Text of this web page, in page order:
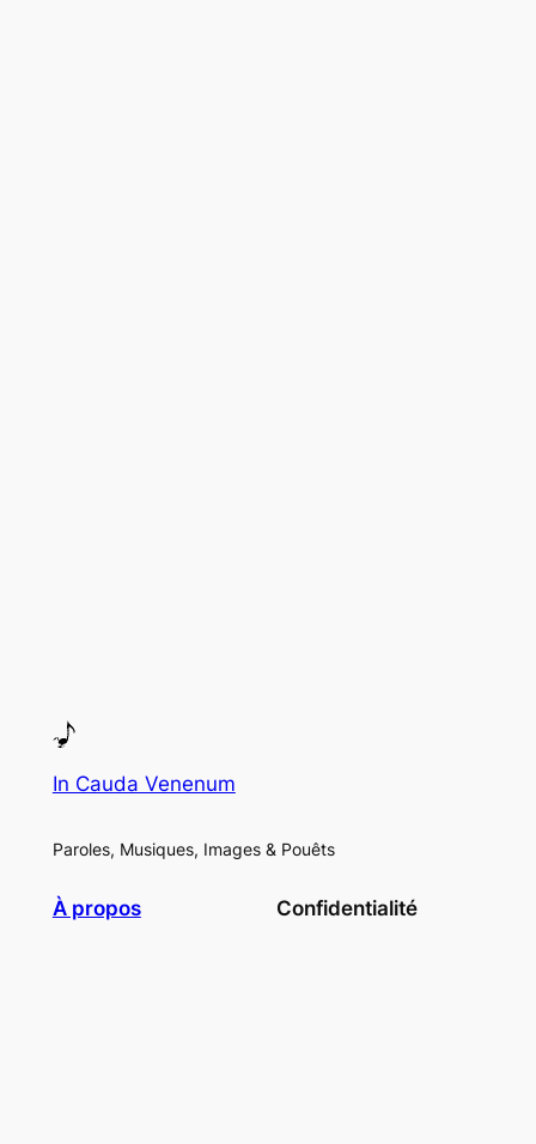
In Cauda Venenum
Paroles, Musiques, Images & Pouêts
À propos Confidentialité